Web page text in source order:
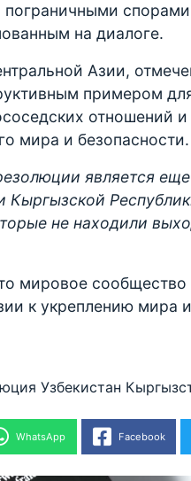
пограничными
на диалоге.
Азии,
примером
отношений и
мира и безопасности.
является
Кыргызской
не находили
мировое
к укреплению мира
Узбекистан
WhatsApp Facebook